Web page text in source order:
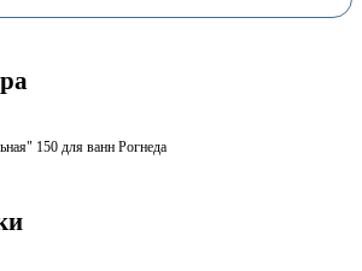
150 для ванн Рогнеда